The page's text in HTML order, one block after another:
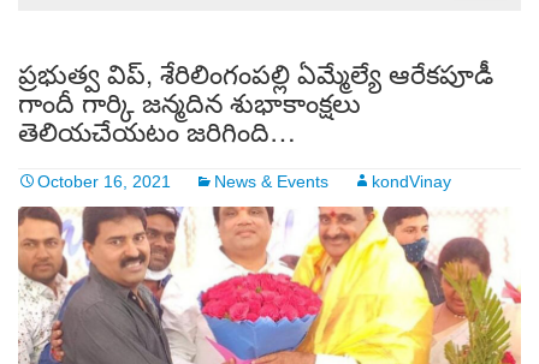
ప్రభుత్వ విప్, శేరిలింగంపల్లి ఏమ్మేల్యే ఆరేకపూడీ
గాందీ గార్కి జన్మదిన శుభాకాంక్షలు
తెలియచేయటం జరిగింది…
October 16, 2021 News & Events kondVinay